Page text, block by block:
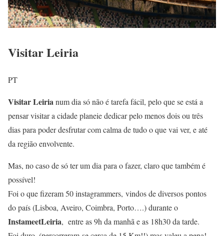
Visitar Leiria
PT
Visitar Leirianum dia só não é tarefa fácil, pelo que se está a
pensar visitar a cidade planeie dedicar pelo menos dois ou três
dias para poder desfrutar com calma de tudo o que vai ver, e até
da região envolvente.
Mas, no caso de só ter um dia para o fazer, claro que também é
possível!
Foi o que fizeram 50 instagrammers, vindos de diversos pontos
do país (Lisboa, Aveiro, Coimbra, Porto….) durante o
InstameetLeiria, entre as 9h da manhã e as 18h30 da tarde.